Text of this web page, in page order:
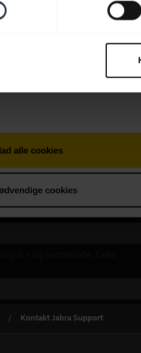
Kontakt Jabra Support